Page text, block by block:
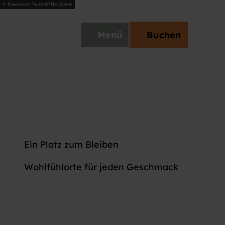
Menü Buchen
ErwachseneKinder
© Baiersbronn Touristik / Max Günter
Ein Platz zum Bleiben
Wohlfühlorte für jeden Geschmack